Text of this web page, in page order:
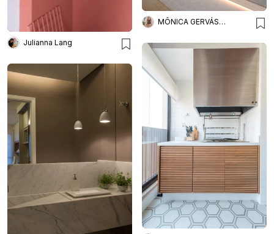
MÔNICA GERVÁSIO ARQUITETURA E DESIGN
Julianna Lang